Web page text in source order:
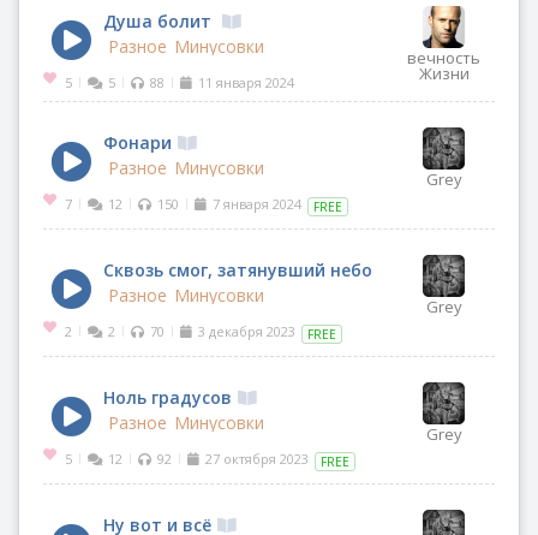
вечность
Жизни
Душа болит
Разное Минусовки
5 | 5 | 88 | 11 января 2024
Grey
Фонари
Разное Минусовки
7 | 12 | 150 | 7 января 2024 FREE
Grey
Сквозь смог, затянувший небо
Разное Минусовки
2 | 2 | 70 | 3 декабря 2023 FREE
Grey
Ноль градусов
Разное Минусовки
5 | 12 | 92 | 27 октября 2023 FREE
Ну вот и всё